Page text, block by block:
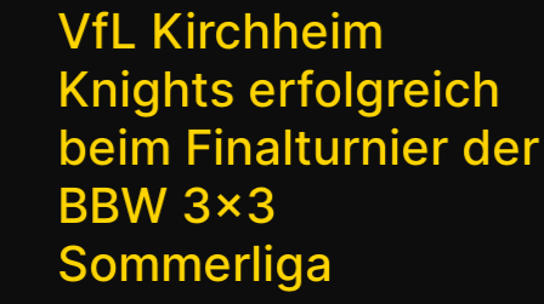
VfL Kirchheim
Knights erfolgreich
beim Finalturnier der
BBW 3×3
Sommerliga